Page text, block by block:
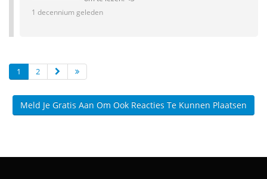
1 decennium geleden
1 2
Meld Je Gratis Aan Om Ook Reacties Te Kunnen Plaatsen